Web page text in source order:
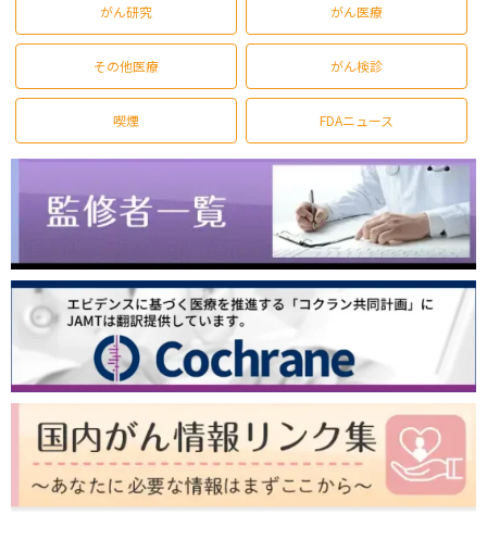
がん研究 がん医療
その他医療 がん検診
喫煙 FDAニュース